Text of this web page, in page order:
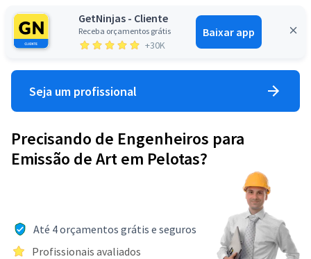
GetNinjas - Cliente
Receba orçamentos grátis
+30K
Baixar app
Entrar
Seja um profissional
Precisando de Engenheiros para
Emissão de Art em Pelotas?
Até 4 orçamentos grátis e seguros
Profissionais avaliados